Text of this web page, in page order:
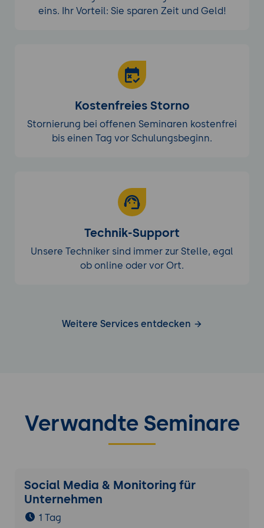
eins. Ihr Vorteil: Sie sparen Zeit und Geld!
Kostenfreies Storno
Stornierung bei offenen Seminaren kostenfrei
bis einen Tag vor Schulungsbeginn.
Technik-Support
Unsere Techniker sind immer zur Stelle, egal
ob online oder vor Ort.
Weitere Services entdecken
Verwandte Seminare
Social Media & Monitoring für
Unternehmen
1 Tag